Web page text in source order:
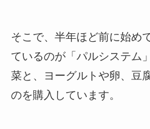
そこで、半年ほど前に始め
ているのが「パルシステム
菜と、ヨーグルトや卵、豆
のを購入しています。